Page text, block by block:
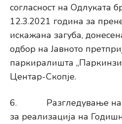
согласност на Одлуката
12.3.2021 година за
искажана загуба,
одбор на Јавното
паркиралишта
Центар-Скопје.
6. Разгледување на
за реализација на